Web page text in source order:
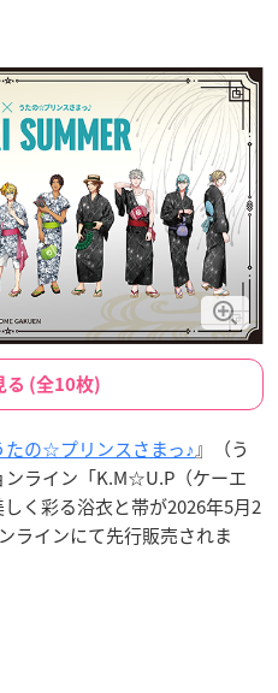
る (全10枚)
たの☆プリンスさまっ♪』（う
ライン「K.M☆U.P（ケーエ
く彩る浴衣と帯が2026年5月2
ラインにて先行販売されま